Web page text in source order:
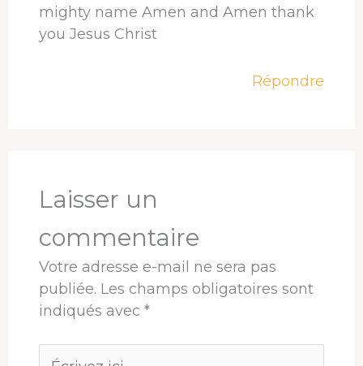
mighty name Amen and Amen thank
you Jesus Christ
Répondre
Laisser un
commentaire
Votre adresse e-mail ne sera pas
publiée. Les champs obligatoires sont
indiqués avec*
Écrivez